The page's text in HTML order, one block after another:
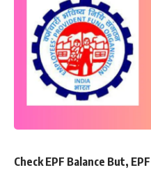
Check EPF Balance But,